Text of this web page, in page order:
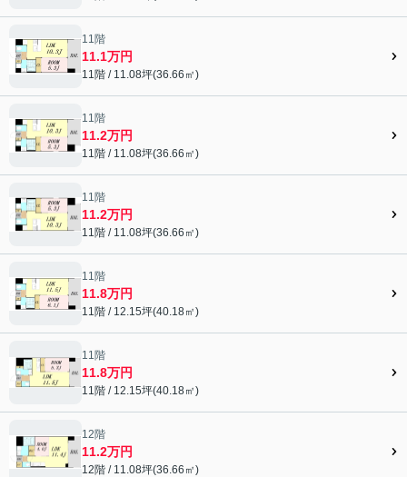
11階
11.1万円
11階 / 11.08坪(36.66㎡)
11階
11.2万円
11階 / 11.08坪(36.66㎡)
11階
11.2万円
11階 / 11.08坪(36.66㎡)
11階
11.8万円
11階 / 12.15坪(40.18㎡)
11階
11.8万円
11階 / 12.15坪(40.18㎡)
12階
11.2万円
12階 / 11.08坪(36.66㎡)